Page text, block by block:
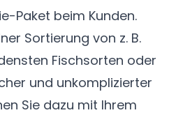
Paket beim Kunden.
Sortierung von z. B.
Fischsorten oder
und unkomplizierter
Sie dazu mit Ihrem